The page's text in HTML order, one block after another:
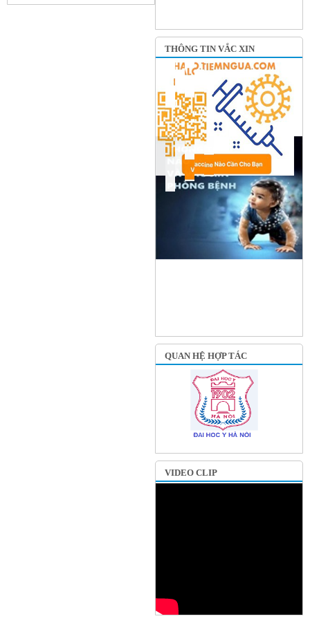
THÔNG TIN VẮC XIN
QUAN HỆ HỢP TÁC
VIDEO CLIP